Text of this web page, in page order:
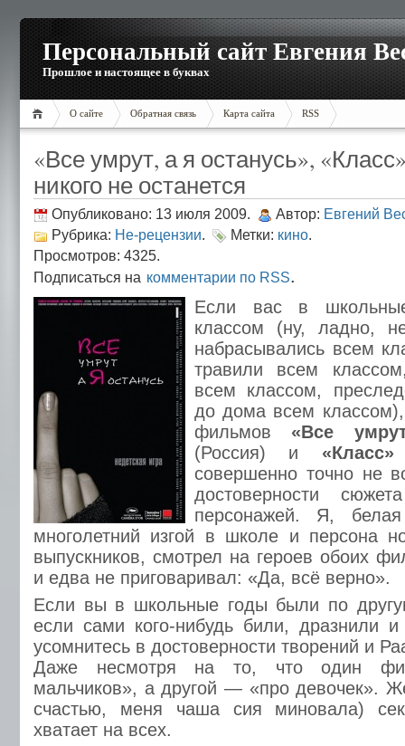
Персональный сайт Евгения
Прошлое и настоящее в буквах
О сайте Обратная связь Карта сайта RSS
«Все умрут, а я останусь»,
никого не останется
Опубликовано: 13 июля 2009. Автор: Евгений
Рубрика: Не-рецензии. Метки: кино.
Просмотров: 4325.
Подписаться на комментарии по RSS.
Если вас в
классом (ну, ладно,
набрасывались всем
травили всем
всем классом,
до дома всем
фильмов «Все
(Россия) и «Класс»
совершенно точно не
достоверности
персонажей. Я,
многолетний изгой в школе и персона
выпускников, смотрел на героев обоих
и едва не приговаривал: «Да, всё верно».
Если вы в школьные годы были по
если сами кого-нибудь били, дразнили
усомнитесь в достоверности творений и
Даже несмотря на то, что один
мальчиков», а другой — «про девочек».
счастью, меня чаша сия миновала)
хватает на всех.